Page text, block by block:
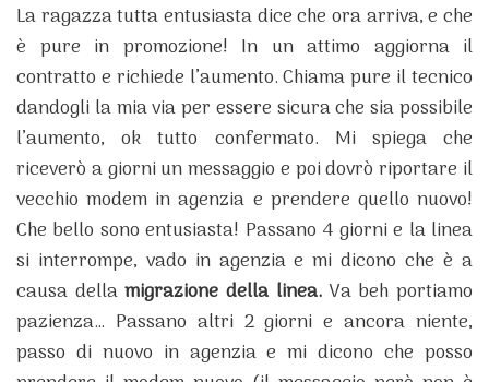
La ragazza tutta entusiasta dice che ora arriva, e che
è pure in promozione! In un attimo aggiorna il
contratto e richiede l’aumento. Chiama pure il tecnico
dandogli la mia via per essere sicura che sia possibile
l’aumento, ok tutto confermato. Mi spiega che
riceverò a giorni un messaggio e poi dovrò riportare il
vecchio modem in agenzia e prendere quello nuovo!
Che bello sono entusiasta! Passano 4 giorni e la linea
si interrompe, vado in agenzia e mi dicono che è a
causa dellamigrazione della linea.Va beh portiamo
pazienza… Passano altri 2 giorni e ancora niente,
passo di nuovo in agenzia e mi dicono che posso